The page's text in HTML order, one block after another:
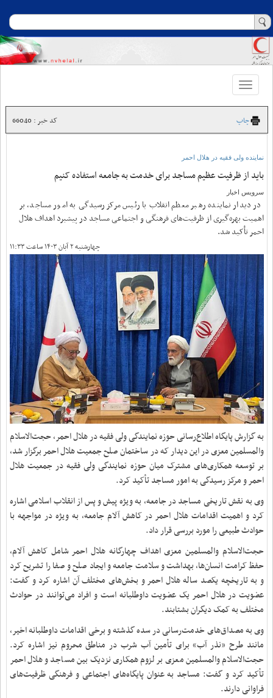
Toggle
navigation
چاپ کد خبر : 66040
نماینده ولی فقیه در هلال احمر
باید از ظرفیت عظیم مساجد برای خدمت به جامعه استفاده کنیم
سرویس اخبار
در دیدار نماینده رهبر معظم انقلاب با رئیس مرکز رسیدگی به امور مساجد، بر
اهمیت بهره‌گیری از ظرفیت‌های فرهنگی و اجتماعی مساجد در پیشبرد اهداف هلال
احمر تأکید شد.
چهارشنبه ۲ آبان ۱۴۰۳ ساعت ۱۱:۳۳
به گزارش پایگاه اطلاع‌رسانی حوزه نمایندگی ولی فقیه در هلال احمر، حجت‌الاسلام
والمسلمین معزی در این دیدار که در ساختمان صلح جمعیت هلال احمر برگزار شد،
بر توسعه همکاری‌های مشترک میان حوزه نمایندگی ولی فقیه در جمعیت هلال
احمر و مرکز رسیدگی به امور مساجد تأکید کرد.
وی به نقش تاریخی مساجد در جامعه، به ویژه پیش و پس از انقلاب اسلامی اشاره
کرد و اهمیت اقدامات هلال احمر در کاهش آلام جامعه، به ویژه در مواجهه با
حوادث طبیعی را مورد بررسی قرار داد.
حجت‌الاسلام والمسلمین معزی اهداف چهارگانه هلال احمر شامل کاهش آلام،
حفظ کرامت انسان‌ها، بهداشت و سلامت جامعه و ایجاد صلح و صفا را تشریح کرد
و به تاریخچه یکصد ساله هلال احمر و بخش‌های مختلف آن اشاره کرد و گفت:
عضویت در هلال احمر یک عضویت داوطلبانه است و افراد می‌توانند در حوادث
مختلف به کمک دیگران بشتابند.
وی به مصداق‌های خدمت‌رسانی در سده گذشته و برخی اقدامات داوطلبانه اخیر،
مانند طرح «نذر آب» برای تأمین آب شرب در مناطق محروم نیز اشاره کرد.
حجت‌الاسلام والمسلمین معزی بر لزوم همکاری نزدیک بین مساجد و هلال احمر
تأکید کرد و گفت: مساجد به عنوان پایگاه‌های اجتماعی و فرهنگی ظرفیت‌های
فراوانی دارند.